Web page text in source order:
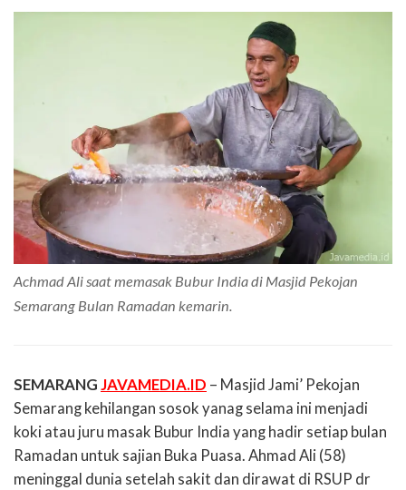
Achmad Ali saat memasak Bubur India di Masjid Pekojan
Semarang Bulan Ramadan kemarin.
SEMARANG JAVAMEDIA.ID – Masjid Jami’ Pekojan
Semarang kehilangan sosok yanag selama ini menjadi
koki atau juru masak Bubur India yang hadir setiap bulan
Ramadan untuk sajian Buka Puasa. Ahmad Ali (58)
meninggal dunia setelah sakit dan dirawat di RSUP dr